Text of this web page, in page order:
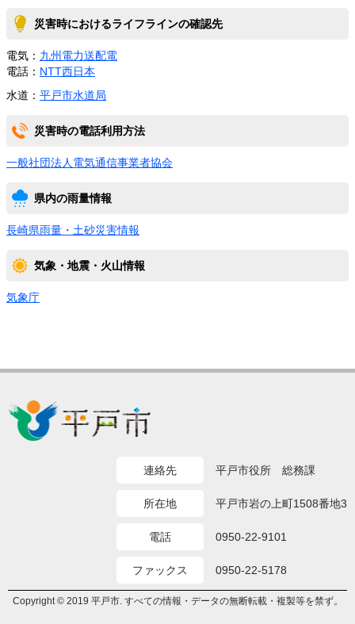
災害時におけるライフラインの確認先
電気： 九州電力送配電
電話： NTT西日本
水道： 平戸市水道局
災害時の電話利用方法
一般社団法人電気通信事業者協会
県内の雨量情報
長崎県雨量・土砂災害情報
気象・地震・火山情報
気象庁
連絡先 平戸市役所 総務課
所在地 平戸市岩の上町1508番地3
電話 0950-22-9101
ファックス 0950-22-5178
Copyright © 2019 平戸市. すべての情報・データの無断転載・複製等を禁ず。